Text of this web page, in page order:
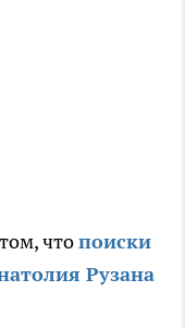
чтопоиски
Рузана